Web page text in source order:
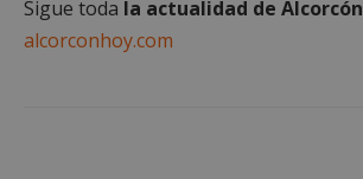
Sigue toda la actualidad de Alcorcón
alcorconhoy.com